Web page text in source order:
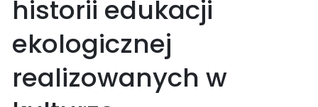
historii edukacji
ekologicznej
realizowanych w